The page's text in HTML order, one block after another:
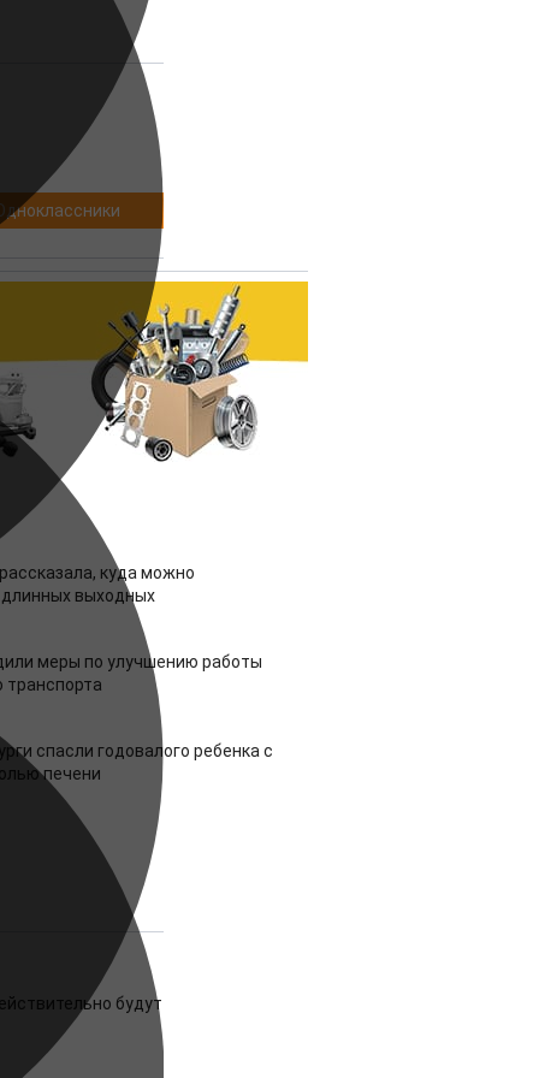
куда можно
длинных выходных
меры по улучшению работы
транспорта
спасли годовалого ребенка с
печени
будут